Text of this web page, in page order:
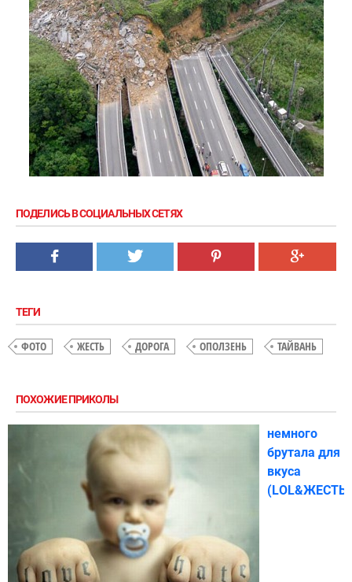
ПОДЕЛИСЬ В СОЦИАЛЬНЫХ СЕТЯХ
ТЕГИ
ФОТО ЖЕСТЬ ДОРОГА ОПОЛЗЕНЬ ТАЙВАНЬ
ПОХОЖИЕ ПРИКОЛЫ
немного
брутала для
вкуса
(LOL&ЖЕСТЬ)